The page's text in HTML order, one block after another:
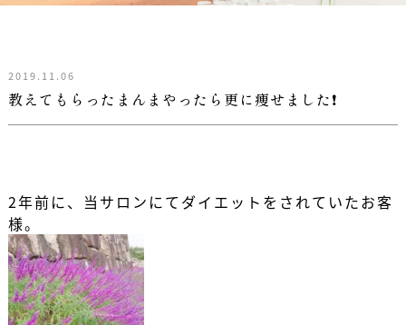
教えてもらったまんまやったら更に痩せました❗
2019.11.06
2年前に、当サロンにてダイエットをされていたお客
様。